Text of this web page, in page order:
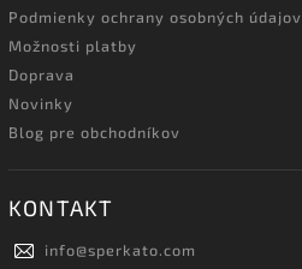
Podmienky ochrany osobných údajov
Možnosti platby
Doprava
Novinky
Blog pre obchodníkov
KONTAKT
info@sperkato.com